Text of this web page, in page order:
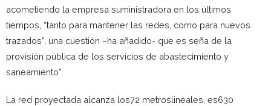
acometiendo la empresa suministradora en los últimos
tiempos, “tanto para mantener las redes, como para nuevos
trazados”, una cuestión –ha añadido- que es seña de la
provisión pública de los servicios de abastecimiento y
saneamiento”.
La red proyectada alcanza los72 metroslineales, es630